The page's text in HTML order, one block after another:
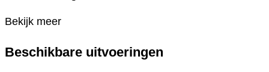
Bekijk meer
Beschikbare uitvoeringen